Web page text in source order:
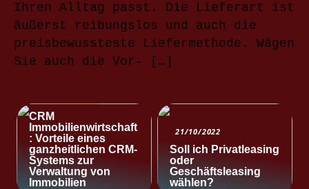
Ihren Alltag passt. Die Lieferart ist
äußerst reibungslos und auch die
preisbewussteste Liefermethode. Wägen
Sie auch die Vor- […]
CRM
Immobilienwirtschaft
: Vorteile eines
ganzheitlichen CRM-
Systems zur
Verwaltung von
Immobilien
21/10/2022
Soll ich Privatleasing
oder
Geschäftsleasing
wählen?